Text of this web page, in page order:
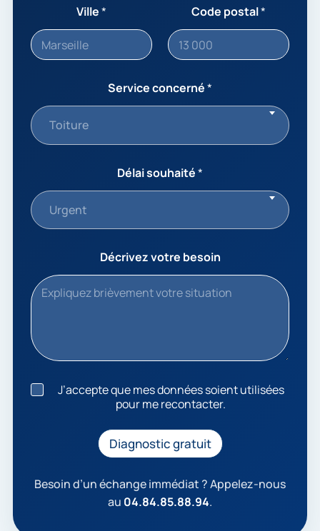
Ville* Code postal*
Service concerné*
Toiture
Délai souhaité*
Urgent
Décrivez votre besoin
J
’
J’accepte que mes données soient utilisées
pour me recontacter.
Diagnostic gratuit
Besoin d’un échange immédiat ? Appelez-nous
au 04.84.85.88.94.